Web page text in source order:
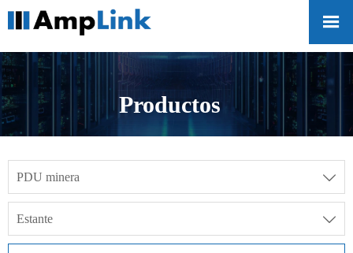

Productos
PDU minera 
Estante 